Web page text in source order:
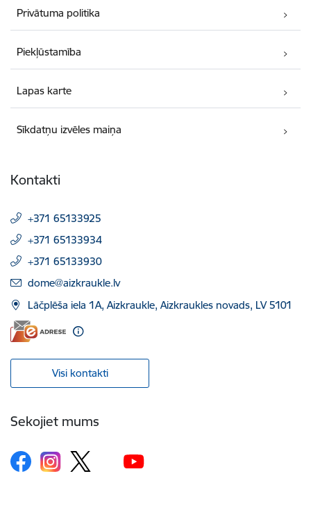
Privātuma politika
Piekļūstamība
Lapas karte
Sīkdatņu izvēles maiņa
Kontakti
+371 65133925
+371 65133934
+371 65133930
E-pasts:
dome@aizkraukle.lv
Lāčplēša iela 1A, Aizkraukle, Aizkraukles novads, LV 5101
Visi kontakti
Sekojiet mums